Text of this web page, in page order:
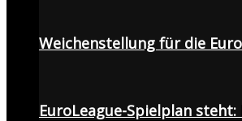
Weichenstellung für die
EuroLeague-Spielplan